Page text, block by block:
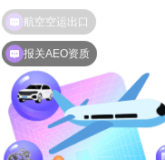
报关AEO资质